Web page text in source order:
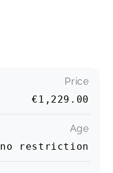
Price
€1,229.00
Age
no restriction